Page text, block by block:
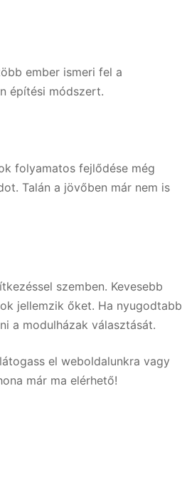
ember ismeri fel a
építési módszert.
folyamatos fejlődése még
Talán a jövőben már nem is
szemben. Kevesebb
jellemzik őket. Ha nyugodtabb
a modulházak választását.
el weboldalunkra vagy
már ma elérhető!